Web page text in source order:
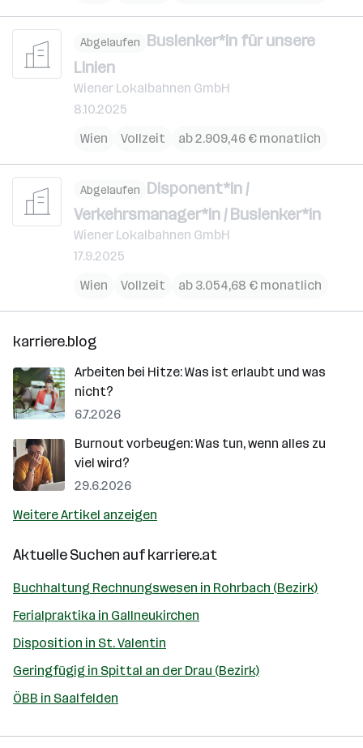
Abgelaufen Buslenker*in für unsere
Linien
Wiener Lokalbahnen GmbH
8.10.2025
Wien
Vollzeit ab 2.909,46 € monatlich
Abgelaufen Disponent*in /
Verkehrsmanager*in / Buslenker*in
Wiener Lokalbahnen GmbH
17.9.2025
Wien
Vollzeit ab 3.054,68 € monatlich
karriere.blog
Arbeiten bei Hitze: Was ist erlaubt und was
nicht?
6.7.2026
Burnout vorbeugen: Was tun, wenn alles zu
viel wird?
29.6.2026
Weitere Artikel anzeigen
Aktuelle Suchen aufkarriere.at
Buchhaltung Rechnungswesen in Rohrbach (Bezirk)
Ferialpraktika in Gallneukirchen
Disposition in St. Valentin
Geringfügig in Spittal an der Drau (Bezirk)
ÖBB in Saalfelden